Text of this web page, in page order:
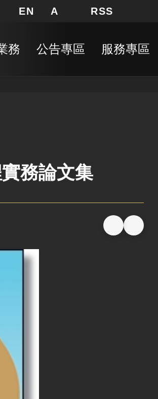
網站地圖
EN A 局長信箱
RSS
務 公告專區 服務專區
務論文集